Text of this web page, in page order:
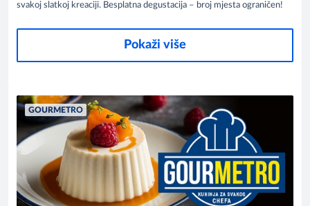
svakoj slatkoj kreaciji. Besplatna degustacija – broj mjesta ograničen!
Pokaži više
GOURMETRO